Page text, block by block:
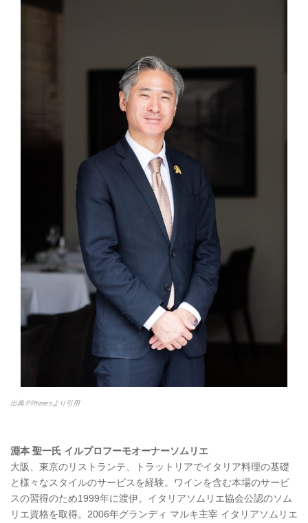
出典:PRtimesより引用
淵本 聖一氏 イルプロフーモオーナーソムリエ
大阪、東京のリストランテ、トラットリアでイタリア料理の基礎
と様々なスタイルのサービスを経験。ワインを含む本場のサービ
スの習得のため1999年に渡伊。イタリアソムリエ協会公認のソム
リエ資格を取得。2006年グランディ マルキ主宰 イタリアソムリエ